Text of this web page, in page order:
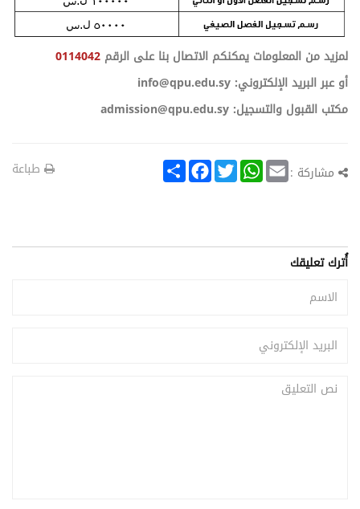
لمزيد من المعلومات يمكنكم الاتصال بنا على الرقم 0114042
أو عبر البريد الإلكتروني: info@qpu.edu.sy
مكتب القبول والتسجيل: admission@qpu.edu.sy
مشاركة : Share
FacebookTwitter
WhatsAppEmail طباعة
أُترك تعليقك